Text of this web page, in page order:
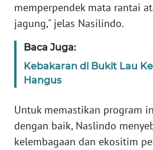
memperpendek mata rantai
jagung," jelas Nasilindo.
Baca Juga:
Kebakaran di Bukit Lau
Hangus
Untuk memastikan program
dengan baik, Naslindo
kelembagaan dan ekositim
WN
SULTENG
WN
SULBAR
WN